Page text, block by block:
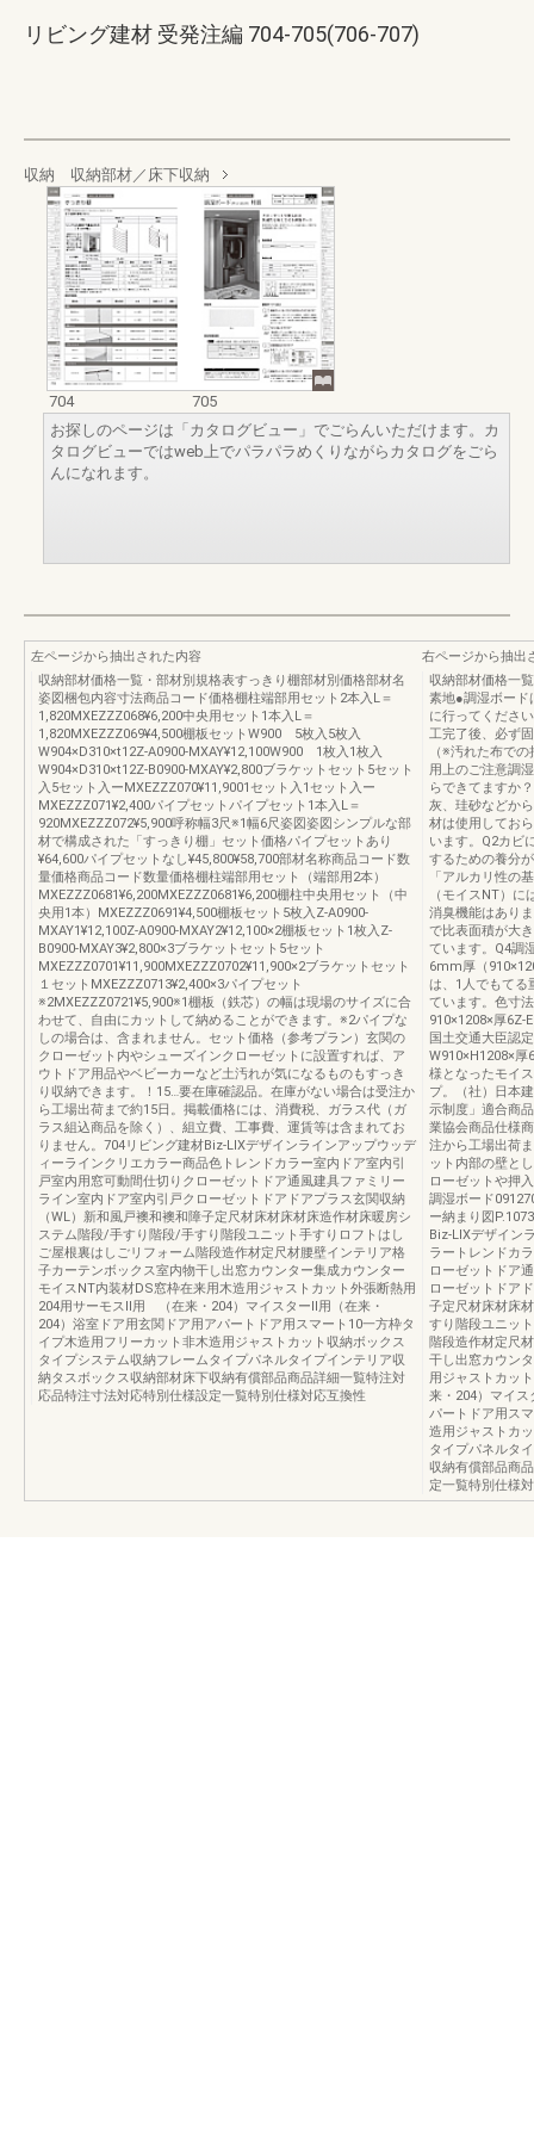
リビング建材 受発注編 704-705(706-707)
収納 収納部材／床下収納
704
705
お探しのページは「カタログビュー」でごらんいただけます。カ
タログビューではweb上でパラパラめくりながらカタログをごら
んになれます。
左ページから抽出された内容
収納部材価格一覧・部材別規格表すっきり棚部材別価格部材名
姿図梱包内容寸法商品コード価格棚柱端部用セット2本入L＝
1,820MXEZZZ068¥6,200中央用セット1本入L＝
1,820MXEZZZ069¥4,500棚板セットW900 5枚入5枚入
W904×D310×t12Z-A0900-MXAY¥12,100W900 1枚入1枚入
W904×D310×t12Z-B0900-MXAY¥2,800ブラケットセット5セット
入5セット入ーMXEZZZ070¥11,9001セット入1セット入ー
MXEZZZ071¥2,400パイプセットパイプセット1本入L＝
920MXEZZZ072¥5,900呼称幅3尺※1幅6尺姿図姿図シンプルな部
材で構成された「すっきり棚」セット価格パイプセットあり
¥64,600パイプセットなし¥45,800¥58,700部材名称商品コード数
量価格商品コード数量価格棚柱端部用セット（端部用2本）
MXEZZZ0681¥6,200MXEZZZ0681¥6,200棚柱中央用セット（中
央用1本）MXEZZZ0691¥4,500棚板セット5枚入Z-A0900-
MXAY1¥12,100Z-A0900-MXAY2¥12,100×2棚板セット1枚入Z-
B0900-MXAY3¥2,800×3ブラケットセット5セット
MXEZZZ0701¥11,900MXEZZZ0702¥11,900×2ブラケットセット
１セットMXEZZZ0713¥2,400×3パイプセット
※2MXEZZZ0721¥5,900※1棚板（鉄芯）の幅は現場のサイズに合
わせて、自由にカットして納めることができます。※2パイプな
しの場合は、含まれません。セット価格（参考プラン）玄関の
クローゼット内やシューズインクローゼットに設置すれば、ア
ウトドア用品やベビーカーなど土汚れが気になるものもすっき
り収納できます。！15…要在庫確認品。在庫がない場合は受注か
ら工場出荷まで約15日。掲載価格には、消費税、ガラス代（ガ
ラス組込商品を除く）、組立費、工事費、運賃等は含まれてお
りません。704リビング建材Biz-LIXデザインラインアップウッデ
ィーラインクリエカラー商品色トレンドカラー室内ドア室内引
戸室内用窓可動間仕切りクローゼットドア通風建具ファミリー
ライン室内ドア室内引戸クローゼットドアドアプラス玄関収納
（WL）新和風戸襖和襖和障子定尺材床材床材床造作材床暖房シ
ステム階段/手すり階段/手すり階段ユニット手すりロフトはし
ご屋根裏はしごリフォーム階段造作材定尺材腰壁インテリア格
子カーテンボックス室内物干し出窓カウンター集成カウンター
モイスNT内装材DS窓枠在来用木造用ジャストカット外張断熱用
204用サーモスⅡ用 （在来・204）マイスターⅡ用（在来・
204）浴室ドア用玄関ドア用アパートドア用スマート10一方枠タ
イプ木造用フリーカット非木造用ジャストカット収納ボックス
タイプシステム収納フレームタイプパネルタイプインテリア収
納タスボックス収納部材床下収納有償部品商品詳細一覧特注対
応品特注寸法対応特別仕様設定一覧特別仕様対応互換性
右ページから抽出
収納部材価格一
素地●調湿ボード
に行ってくださ
工完了後、必ず
（※汚れた布で
用上のご注意調
らできてますか
灰、珪砂などか
材は使用してお
います。Q2カビ
するための養分
「アルカリ性の
（モイスNT）
消臭機能はあり
で比表面積が大
ています。Q4調
6mm厚（
は、1人でもてる
ています。色寸
910×1208×厚6Z-
国土交通大臣認
W910×H1208×
様となったモイ
プ。（社）日本
示制度」適合商
業協会商品仕様
注から工場出荷
ット内部の壁と
ローゼットや押
調湿ボード
ー納まり図
Biz-LIXデザイン
ラートレンドカ
ローゼットドア
ローゼットドア
子定尺材床材床
すり階段ユニッ
階段造作材定尺
干し出窓カウン
用ジャストカッ
来・204）マイス
パートドア用ス
造用ジャストカ
タイプパネルタ
収納有償部品商
定一覧特別仕様